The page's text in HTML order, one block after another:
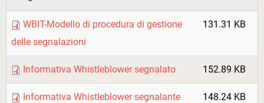
WBIT-Modello di procedura di gestione
delle segnalazioni
131.31 KB
Informativa Whistleblower segnalato 152.89 KB
Informativa Whistleblower segnalante 148.24 KB